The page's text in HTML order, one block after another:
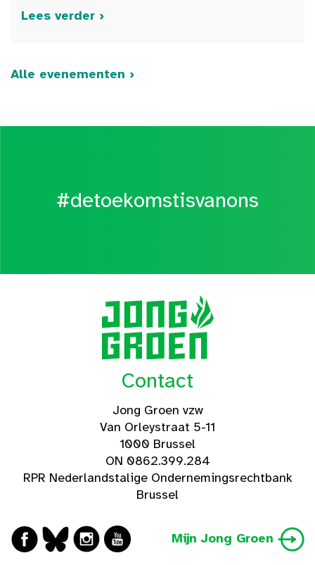
Lees verder ›
Alle evenementen ›
#detoekomstisvanons
Contact
Jong Groen vzw
Van Orleystraat 5-11
1000 Brussel
ON 0862.399.284
RPR Nederlandstalige Ondernemingsrechtbank
Brussel
Mijn Jong Groen